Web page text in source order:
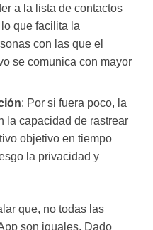
a la lista de contactos
que facilita la
con las que el
se comunica con mayor
: Por si fuera poco, la
la capacidad de rastrear
objetivo en tiempo
la privacidad y
que, no todas las
son iguales. Dado